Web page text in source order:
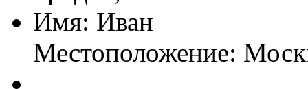
Имя: Иван
Местоположение: